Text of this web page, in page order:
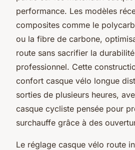
performance. Les modèles
composites comme le
ou la fibre de carbone,
route sans sacrifier la
professionnel. Cette
confort casque vélo longue
sorties de plusieurs heures,
casque cycliste pensée pour
surchauffe grâce à des
Le réglage casque vélo route